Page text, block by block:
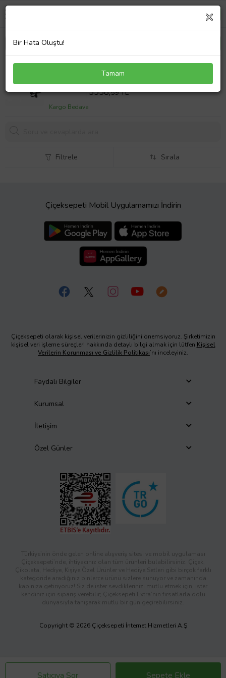
Asus TUF Gaming F15 FX506HCB-HN144 Notebook
Adaptör Laptop Şarj 180W
Sepette %10 İndirim
3538,59 TL
Kargo Bedava
Satıcıya Sor Sepete Ekle
Filtrele Sırala
Çiçeksepeti Mobil Uygulamamızı İndirin
Çiçeksepeti olarak kişisel verilerinizin gizliliğini önemsiyoruz. Şirketimizin
kişisel veri işleme süreçleri hakkında detaylı bilgi almak için lütfen Kişisel
Verilerin Korunması ve Gizlilik Politikası’nı inceleyiniz.
Faydalı Bilgiler
Kurumsal
İletişim
Özel Günler
Türkiye’nin önde gelen online alışveriş sitesi ve mobil uygulaması
Çiçeksepeti’nde, ihtiyacınız olan tüm ürünleri bulabilirsiniz. Çiçek,
Çikolata, Hediye, Kişiye Özel Ürünler ve Hediye Setleri gibi birçok farklı
kategoride aradığınız binlerce ürünü sizlere sunuyor ve zamanında
kapınıza getiriyoruz! Siz de ister sevdiklerinizi mutlu etmek için, ister
kendiniz için sipariş verebilir; Çiçeksepeti Extra’nın fırsatlarla dolu
dünyasıyla tanışarak mutlu bir gün geçirebilirsiniz.
Copyright © 2026 Çiçeksepeti İnternet Hizmetleri A.Ş
Bir Hata Oluştu!
Tamam